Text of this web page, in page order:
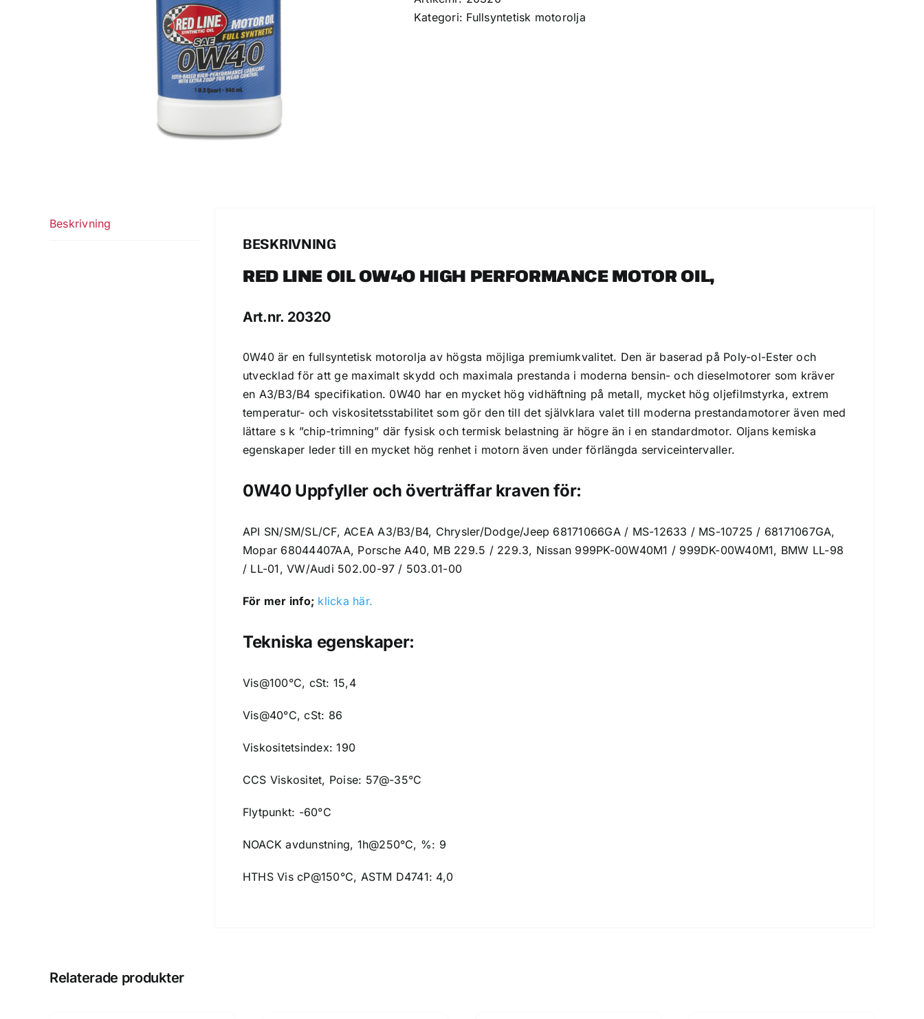
(0,946
Kategori: Fullsyntetisk motorolja
Beskrivning
BESKRIVNING
RED LINE OIL 0W40 HIGH PERFORMANCE MOTOR OIL,
Art.nr. 20320
0W40 är en fullsyntetisk motorolja av högsta möjliga premiumkvalitet. Den är baserad på Poly-ol-Ester och
utvecklad för att ge maximalt skydd och maximala prestanda i moderna bensin- och dieselmotorer som kräver
en A3/B3/B4 specifikation. 0W40 har en mycket hög vidhäftning på metall, mycket hög oljefilmstyrka, extrem
temperatur- och viskositetsstabilitet som gör den till det självklara valet till moderna prestandamotorer även med
lättare s k ”chip-trimning” där fysisk och termisk belastning är högre än i en standardmotor. Oljans kemiska
egenskaper leder till en mycket hög renhet i motorn även under förlängda serviceintervaller.
0W40 Uppfyller och överträffar kraven för:
API SN/SM/SL/CF, ACEA A3/B3/B4, Chrysler/Dodge/Jeep 68171066GA / MS-12633 / MS-10725 / 68171067GA,
Mopar 68044407AA, Porsche A40, MB 229.5 / 229.3, Nissan 999PK-00W40M1 / 999DK-00W40M1, BMW LL-98
/ LL-01, VW/Audi 502.00-97 / 503.01-00
För mer info; klicka här.
Tekniska egenskaper:
Vis@100°C, cSt: 15,4
Vis@40°C, cSt: 86
Viskositetsindex: 190
CCS Viskositet, Poise: 57@-35°C
Flytpunkt: -60°C
NOACK avdunstning, 1h@250°C, %: 9
HTHS Vis cP@150°C, ASTM D4741: 4,0
Relaterade produkter